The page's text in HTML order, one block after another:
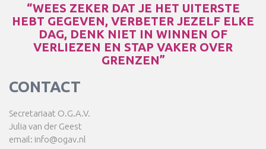
“WEES ZEKER DAT JE HET UITERSTE
HEBT GEGEVEN, VERBETER JEZELF ELKE
DAG, DENK NIET IN WINNEN OF
VERLIEZEN EN STAP VAKER OVER
GRENZEN”
CONTACT
Secretariaat O.G.A.V.
Julia van der Geest
email: info@ogav.nl